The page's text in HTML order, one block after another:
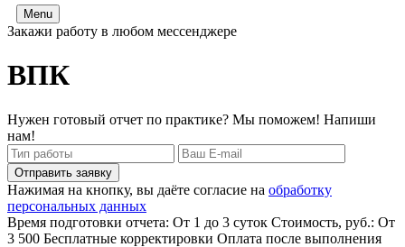
Menu
Закажи работу в любом мессенджере
ВПК
Нужен готовый отчет по практике? Мы поможем! Напиши
нам!
Отправить заявку
Нажимая на кнопку, вы даёте согласие на обработку
персональных данных
Время подготовки отчета: От 1 до 3 суток Стоимость, руб.: От
3 500 Бесплатные корректировки Оплата после выполнения